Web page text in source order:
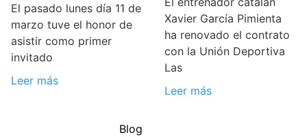
El pasado lunes día 11 de
marzo tuve el honor de
asistir como primer
invitado
Leer más
Xavier García Pimienta
ha renovado el contrato
con la Unión Deportiva
Las
Leer más
Blog